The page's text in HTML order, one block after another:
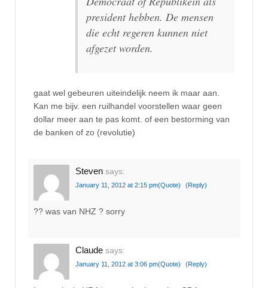
president hebben. De mensen
die echt regeren kunnen niet
afgezet worden.
gaat wel gebeuren uiteindelijk neem ik maar aan.
Kan me bijv. een ruilhandel voorstellen waar geen
dollar meer aan te pas komt. of een bestorming van
de banken of zo (revolutie)
Steven says:
January 11, 2012 at 2:15 pm(Quote) (Reply)
?? was van NHZ ? sorry
Claude says:
January 11, 2012 at 3:06 pm(Quote) (Reply)